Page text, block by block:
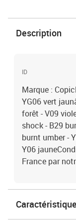
Description
ID
Marque :
YG06 vert
forêt - V09
shock - B29
burnt umber -
Y06
France par